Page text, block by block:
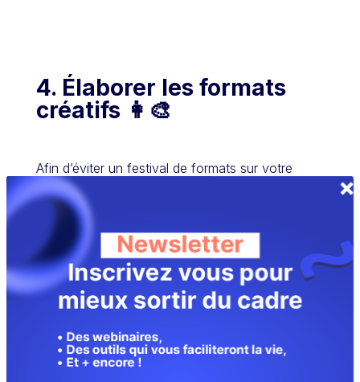
4. Élaborer les formats
créatifs 👩‍🎨
Afin d’éviter un festival de formats sur votre
feed, il est primordial d’indiquer les contraintes
techniques de chaque réseau social dans votre
charte éditoriale.
Facebook:
Publication : 1200×630